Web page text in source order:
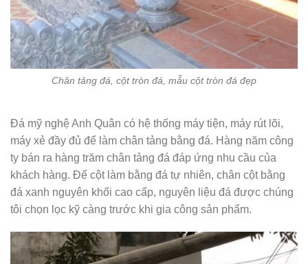
Chân tảng đá, cột tròn đá, mẫu cột tròn đá đẹp
Đá mỹ nghệ Anh Quân có hệ thống máy tiện, máy rút lõi,
máy xẻ đầy đủ để làm chân tảng bằng đá. Hàng năm công
ty bán ra hàng trăm chân tảng đá đáp ứng nhu cầu của
khách hàng. Đế cột làm bằng đá tự nhiên, chân cột bằng
đá xanh nguyên khối cao cấp, nguyên liệu đá được chúng
tôi chọn lọc kỹ càng trước khi gia công sản phẩm.